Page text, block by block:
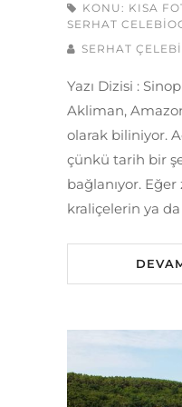
KONU: KISA
SERHAT
SERHAT
Yazı Dizisi :
Akliman,
olarak biliniyor.
çünkü tarih bir
bağlanıyor. Eğer
kraliçelerin ya